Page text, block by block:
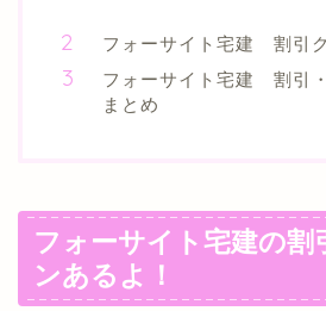
フォーサイト宅建 割引
フォーサイト宅建 割引
まとめ
フォーサイト宅建の割
ンあるよ！